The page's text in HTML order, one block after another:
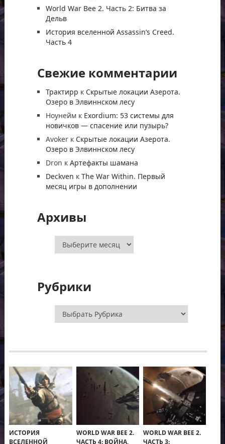
World War Bee 2. Часть 2: Битва за
Дельв
История вселенной Assassin’s Creed.
Часть 4
Свежие комментарии
Трактирр к Скрытые локации Азерота.
Озеро в Элвиннском лесу
Ноунеймк Exordium: 53 системы для
новичков — спасение или пузырь?
Avokerк Скрытые локации Азерота.
Озеро в Элвиннском лесу
Dron к Артефакты шамана
Deckven к The War Within. Первый
месяц игры в дополнении
Архивы
Архивы
Рубрики
Рубрики
ИСТОРИЯ
ВСЕЛЕННОЙ
WORLD WAR BEE 2.
ЧАСТЬ 4: ВОЙНА,
WORLD WAR BEE 2.
ЧАСТЬ 3: